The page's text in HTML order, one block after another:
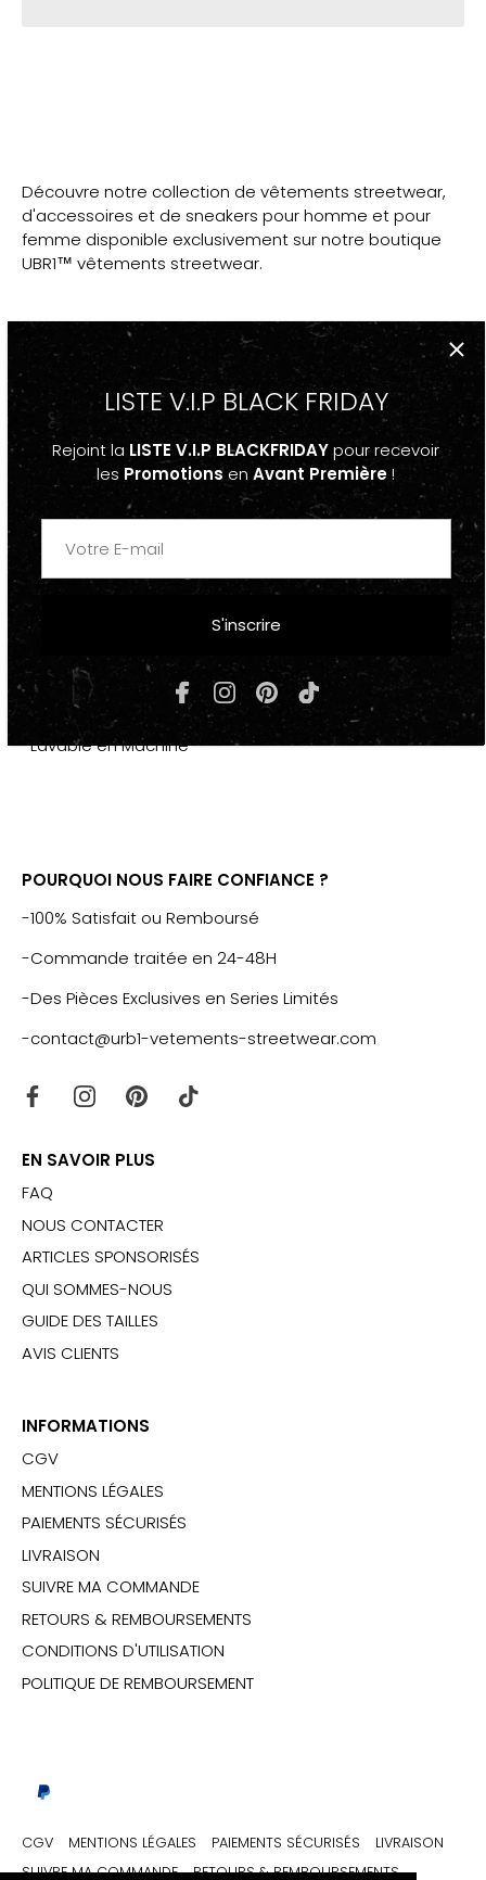
Découvre notre collection de vêtements streetwear,
d'accessoires et de sneakers pour homme et pour
femme disponible exclusivement sur notre boutique
UBR1™ vêtements streetwear.
DESCRIPTION
-Casquette Baseball Streetwear Noir
"FLAME"
-Taille Unique Réglable
COMPOSITION & ENTRETIEN
-Coton, Polyester
-Lavable en Machine
LISTE V.I.P BLACK FRIDAY
Rejoint la LISTE V.I.P BLACKFRIDAYpour recevoir
les Promotions en Avant Première!
S'inscrire
POURQUOI NOUS FAIRE CONFIANCE ?
-100% Satisfait ou Remboursé
-Commande traitée en 24-48H
-Des Pièces Exclusives en Series Limités
-contact@urb1-vetements-streetwear.com
EN SAVOIR PLUS
FAQ
NOUS CONTACTER
ARTICLES SPONSORISÉS
QUI SOMMES-NOUS
GUIDE DES TAILLES
AVIS CLIENTS
INFORMATIONS
CGV
MENTIONS LÉGALES
PAIEMENTS SÉCURISÉS
LIVRAISON
SUIVRE MA COMMANDE
RETOURS & REMBOURSEMENTS
CONDITIONS D'UTILISATION
POLITIQUE DE REMBOURSEMENT
CGV MENTIONS LÉGALES PAIEMENTS SÉCURISÉS
LIVRAISON
SUIVRE MA COMMANDE
RETOURS & REMBOURSEMENTS